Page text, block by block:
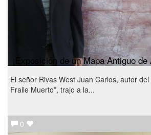
¡Exposición de un Mapa Antiguo
El señor Rivas West Juan Carlos, autor del
Fraile Muerto”, trajo a la...
0